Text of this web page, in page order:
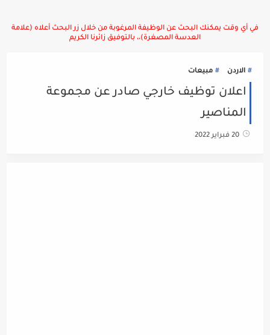
في أي وقت يمكنك البحث عن الوظيفة المرغوبة من خلال زر البحث أعلاه (علامة
العدسة المصغرة)،، بالتوفيق زائرنا الكريم
الاردن مبيعات
اعلان توظيف خارجي صادر عن مجموعة
المناصير
20 فبراير 2022